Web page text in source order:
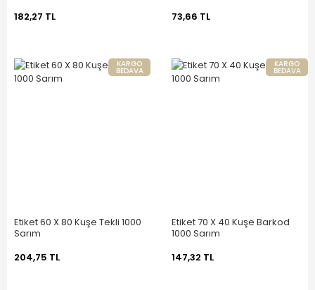
182,27 TL
73,66 TL
KARGO
BEDAVA
Etiket 60 X 80 Kuşe Tekli 1000
Sarım
204,75 TL
KARGO
BEDAVA
Etiket 70 X 40 Kuşe Barkod
1000 Sarım
147,32 TL